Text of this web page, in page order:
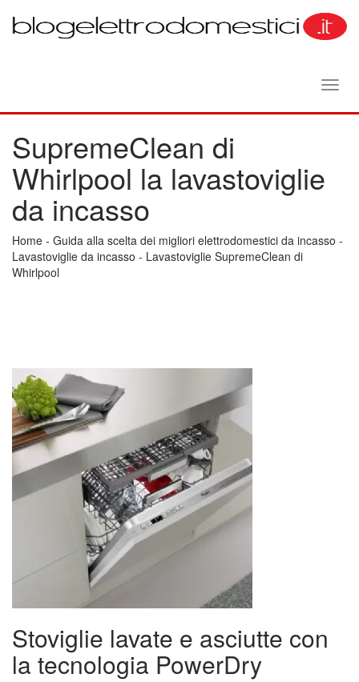
SupremeClean di
Whirlpool la lavastoviglie
da incasso
Home - Guida alla scelta dei migliori elettrodomestici da incasso -
Lavastoviglie da incasso - Lavastoviglie SupremeClean di
Whirlpool
Stoviglie lavate e asciutte con
la tecnologia PowerDry